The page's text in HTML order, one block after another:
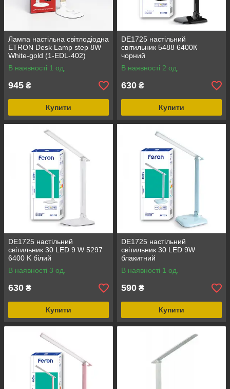
Лампа настільна світлодіодна
ETRON Desk Lamp step 8W
White-gold (1-EDL-402)
В наявності 1 од.
945 ₴
Купити
DE1725 настільний
світильник 5488 6400К
чорний
В наявності 2 од.
630 ₴
Купити
DE1725 настільний
світильник 30 LED 9 W 5297
6400 K білий
В наявності 3 од.
630 ₴
Купити
DE1725 настільний
світильник 30 LED 9W
блакитний
В наявності 1 од.
590 ₴
Купити